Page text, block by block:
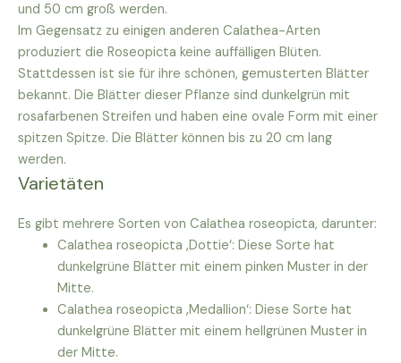
und 50 cm groß werden.
Im Gegensatz zu einigen anderen Calathea-Arten
produziert die Roseopicta keine auffälligen Blüten.
Stattdessen ist sie für ihre schönen, gemusterten Blätter
bekannt. Die Blätter dieser Pflanze sind dunkelgrün mit
rosafarbenen Streifen und haben eine ovale Form mit einer
spitzen Spitze. Die Blätter können bis zu 20 cm lang
werden.
Varietäten
Es gibt mehrere Sorten von Calathea roseopicta, darunter:
Calathea roseopicta ‚Dottie‘: Diese Sorte hat
dunkelgrüne Blätter mit einem pinken Muster in der
Mitte.
Calathea roseopicta ‚Medallion‘: Diese Sorte hat
dunkelgrüne Blätter mit einem hellgrünen Muster in
der Mitte.